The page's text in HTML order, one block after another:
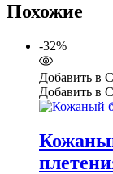
Похожие
-32%
Добавить в
Добавить в